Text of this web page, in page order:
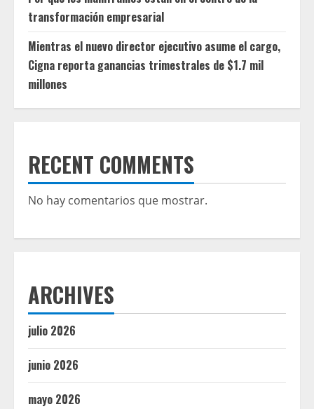
transformación empresarial
Mientras el nuevo director ejecutivo asume el cargo,
Cigna reporta ganancias trimestrales de $1.7 mil
millones
RECENT COMMENTS
No hay comentarios que mostrar.
ARCHIVES
julio 2026
junio 2026
mayo 2026